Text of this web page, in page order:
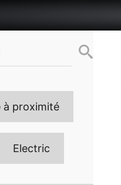
à proximité
Electric